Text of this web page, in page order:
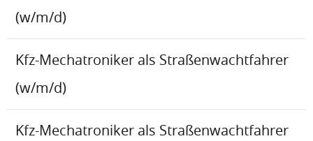
(w/m/d)
Kfz-Mechatroniker als Straßenwachtfahrer
(w/m/d)
Kfz-Mechatroniker als Straßenwachtfahrer